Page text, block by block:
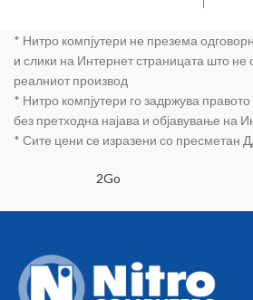
* Нитро компјутери не презема
и слики на Интернет страницата што не
реалниот производ
* Нитро компјутери го задржува
без претходна најава и објавување на
* Сите цени се изразени со пресметан
2Go